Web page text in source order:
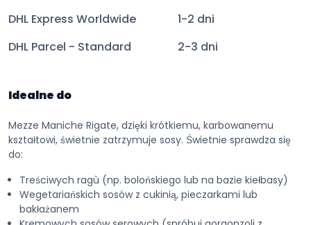
DHL Express Worldwide
1-2 dni
DHL Parcel - Standard
2-3 dni
Idealne do
Mezze Maniche Rigate, dzięki krótkiemu, karbowanemu
kształtowi, świetnie zatrzymuje sosy. Świetnie sprawdza się
do:
Treściwych ragù (np. bolońskiego lub na bazie kiełbasy)
Wegetariańskich sosów z cukinią, pieczarkami lub
bakłażanem